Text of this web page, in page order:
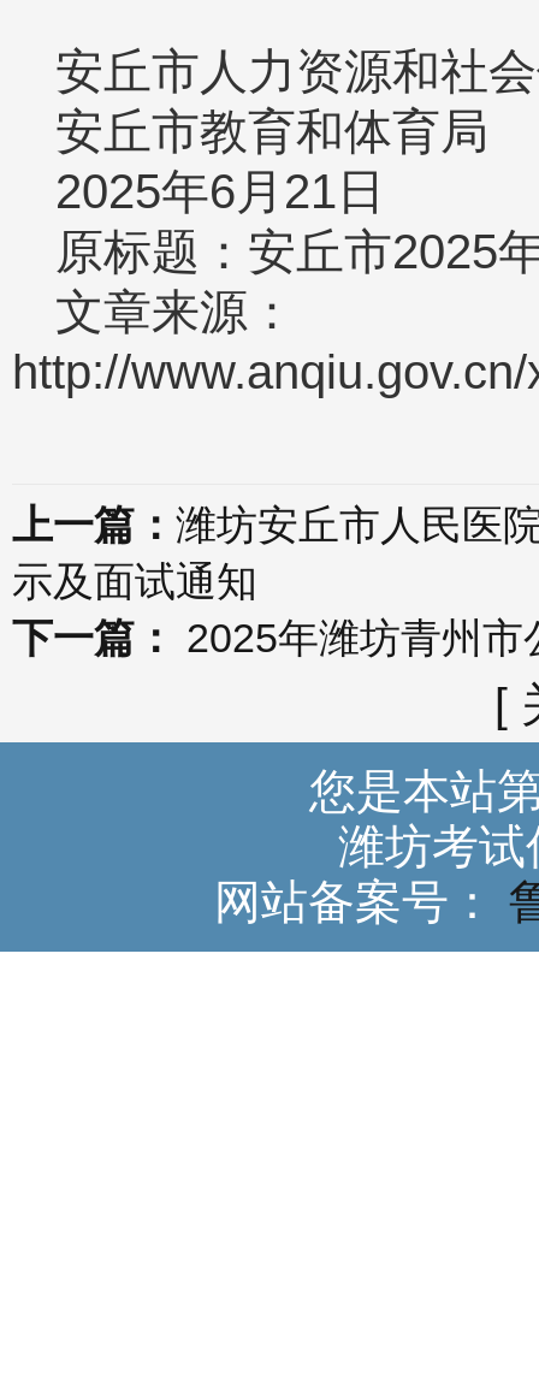
安丘市人力资源和社
安丘市教育和体育局
2025年6月21日
原标题：安丘市2025
文章来源：
http://
上一篇： 潍坊安丘市人民医
示及面试通知
下一篇：
2025年潍坊青州
[
您是本站
潍坊考
网站备案号：